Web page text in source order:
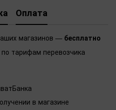
Оплата
магазинов — бесплатно
тарифам перевозчика
в магазине